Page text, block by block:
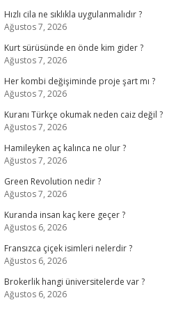
Hızlı cila ne sıklıkla uygulanmalıdır ?
Ağustos 7, 2026
Kurt sürüsünde en önde kim gider ?
Ağustos 7, 2026
Her kombi değişiminde proje şart mı ?
Ağustos 7, 2026
Kuranı Türkçe okumak neden caiz değil ?
Ağustos 7, 2026
Hamileyken aç kalınca ne olur ?
Ağustos 7, 2026
Green Revolution nedir ?
Ağustos 7, 2026
Kuranda insan kaç kere geçer ?
Ağustos 6, 2026
Fransızca çiçek isimleri nelerdir ?
Ağustos 6, 2026
Brokerlik hangi üniversitelerde var ?
Ağustos 6, 2026